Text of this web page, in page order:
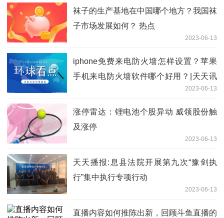
袜子的生产基地在中国哪个地方？我国袜
子市场发展如何？ 热点
2023-06-13
iphone免费来电防火墙怎样设置？苹果
手机来电防火墙软件哪个好用？|天天讯
2023-06-13
涨停雷达：锂电池个股异动 威领股份触
及涨停
2023-06-13
天天播报:​息县法院开展第九次“豫剑执
行”集中执行专项行动
2023-06-13
直播内容如何推陈出新，回顾斗鱼直播的